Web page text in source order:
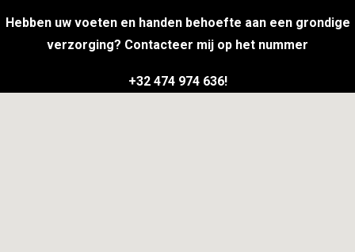
Hebben uw voeten en handen behoefte aan een grondige
verzorging? Contacteer mij op het nummer
+32 474 974 636!